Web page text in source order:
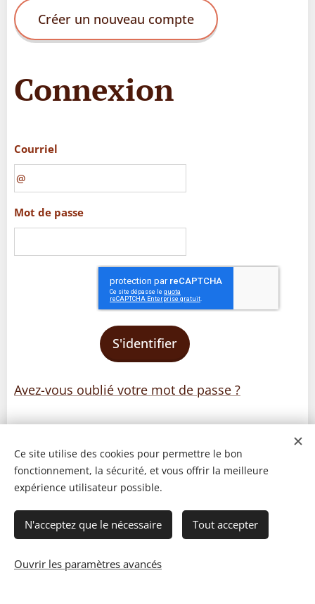
Créer un nouveau compte
Connexion
Courriel
Mot de passe
S'identifier
Avez-vous oublié votre mot de passe ?
© 2023 Les recettes d'Henri-Luc. Tous droits réservés.
Ce site utilise des cookies pour permettre le bon
fonctionnement, la sécurité, et vous offrir la meilleure
expérience utilisateur possible.
N'acceptez que le nécessaire Tout accepter
Ouvrir les paramètres avancés